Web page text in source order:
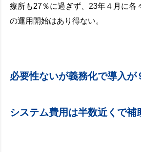
療所も27％に過ぎず、23年４月に各
の運用開始はあり得ない。
必要性ないが義務化で導入
システム費用は半数近くで補